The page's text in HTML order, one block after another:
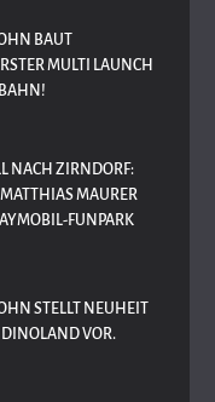
BAUT
MULTI LAUNCH
NACH ZIRNDORF:
MAURER
FUNPARK
STELLT NEUHEIT
VOR.